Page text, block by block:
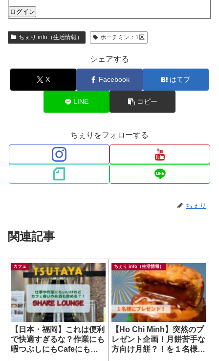
ログイン
ちぇり info（生活情報） ホーチミン：1区
シェアする
X Facebook はてブ
LINE コピー
ちぇりをフォローする
ちぇり
関連記事
カフェ
【日本・福岡】これは便利
で快適すぎるな？作業にも
暇つぶしにもCafeにも宴
ちぇり info（生活情報）
【Ho Chi Minh】突然のプ
レゼント企画！月餅苦手な
方向け月餅？！を１名様